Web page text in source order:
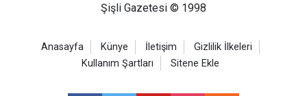
Şişli Gazetesi © 1998
Anasayfa Künye İletişim
Gizlilik İlkeleri
Kullanım Şartları
Sitene Ekle